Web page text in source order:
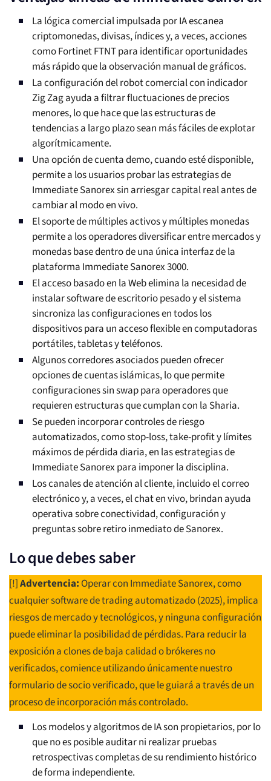
La lógica comercial impulsada por IA escanea
criptomonedas, divisas, índices y, a veces, acciones
como Fortinet FTNT para identificar oportunidades
más rápido que la observación manual de gráficos.
La configuración del robot comercial con indicador
Zig Zag ayuda a filtrar fluctuaciones de precios
menores, lo que hace que las estructuras de
tendencias a largo plazo sean más fáciles de explotar
algorítmicamente.
Una opción de cuenta demo, cuando esté disponible,
permite a los usuarios probar las estrategias de
Immediate Sanorex sin arriesgar capital real antes de
cambiar al modo en vivo.
El soporte de múltiples activos y múltiples monedas
permite a los operadores diversificar entre mercados y
monedas base dentro de una única interfaz de la
plataforma Immediate Sanorex 3000.
El acceso basado en la Web elimina la necesidad de
instalar software de escritorio pesado y el sistema
sincroniza las configuraciones en todos los
dispositivos para un acceso flexible en computadoras
portátiles, tabletas y teléfonos.
Algunos corredores asociados pueden ofrecer
opciones de cuentas islámicas, lo que permite
configuraciones sin swap para operadores que
requieren estructuras que cumplan con la Sharia.
Se pueden incorporar controles de riesgo
automatizados, como stop-loss, take-profit y límites
máximos de pérdida diaria, en las estrategias de
Immediate Sanorex para imponer la disciplina.
Los canales de atención al cliente, incluido el correo
electrónico y, a veces, el chat en vivo, brindan ayuda
operativa sobre conectividad, configuración y
preguntas sobre retiro inmediato de Sanorex.
Lo que debes saber
[!]Advertencia: Operar con Immediate Sanorex, como
cualquier software de trading automatizado (2025), implica
riesgos de mercado y tecnológicos, y ninguna configuración
puede eliminar la posibilidad de pérdidas. Para reducir la
exposición a clones de baja calidad o brókeres no
verificados, comience utilizando únicamente nuestro
formulario de socio verificado, que le guiará a través de un
proceso de incorporación más controlado.
Los modelos y algoritmos de IA son propietarios, por lo
que no es posible auditar ni realizar pruebas
retrospectivas completas de su rendimiento histórico
de forma independiente.